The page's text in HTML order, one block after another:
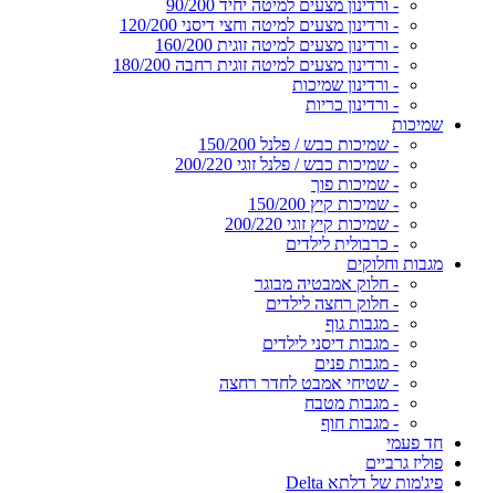
- ורדינון מצעים למיטה יחיד 90/200
- ורדינון מצעים למיטה וחצי דיסני 120/200
- ורדינון מצעים למיטה זוגית 160/200
- ורדינון מצעים למיטה זוגית רחבה 180/200
- ורדינון שמיכות
- ורדינון כריות
שמיכות
- שמיכות כבש / פלנל 150/200
- שמיכות כבש / פלנל זוגי 200/220
- שמיכות פוך
- שמיכות קיץ 150/200
- שמיכות קיץ זוגי 200/220
- כרבולית לילדים
מגבות וחלוקים
- חלוק אמבטיה מבוגר
- חלוק רחצה לילדים
- מגבות גוף
- מגבות דיסני לילדים
- מגבות פנים
- שטיחי אמבט לחדר רחצה
- מגבות מטבח
- מגבות חוף
חד פעמי
פוליז גרביים
פיג'מות של דלתא Delta